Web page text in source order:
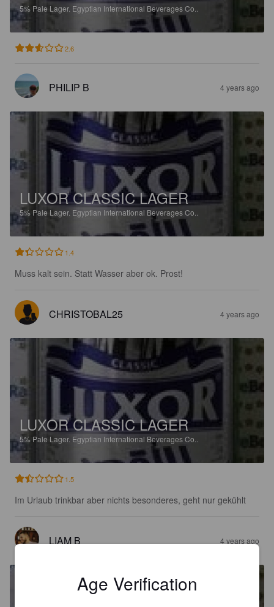
5% Pale Lager. Egyptian International Beverages Co..
2.6
PHILIP B 4 years ago
LUXOR CLASSIC LAGER
5% Pale Lager. Egyptian International Beverages Co..
1.4
Muss kalt sein. Statt Wasser aber ok. Prost!
CHRISTOBAL25 4 years ago
LUXOR CLASSIC LAGER
5% Pale Lager. Egyptian International Beverages Co..
1.5
Im Urlaub trinkbar aber nichts besonderes, geht nur gekühlt
LIAM B 4 years ago
Age Verification